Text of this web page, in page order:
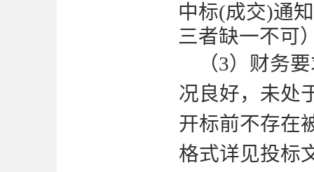
中标(成交)通
三者缺一不可
（3）财务
况良好，未处
开标前不存在
格式详见投标